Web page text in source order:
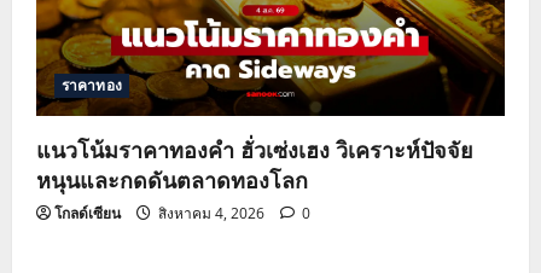
ราคาทอง
แนวโน้มราคาทองคำ ฮั่วเซ่งเฮง วิเคราะห์ปัจจัย
หนุนและกดดันตลาดทองโลก
โกลด์เซียน สิงหาคม 4, 2026 0